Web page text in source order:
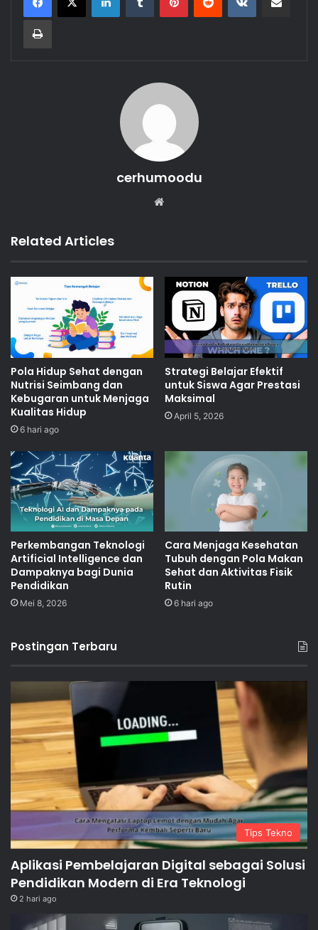
Print
cerhumoodu
Related Articles
Pola Hidup Sehat dengan
Nutrisi Seimbang dan
Kebugaran untuk Menjaga
Kualitas Hidup
6 hari ago
Strategi Belajar Efektif
untuk Siswa Agar Prestasi
Maksimal
April 5, 2026
Perkembangan Teknologi
Artificial Intelligence dan
Dampaknya bagi Dunia
Pendidikan
Mei 8, 2026
Cara Menjaga Kesehatan
Tubuh dengan Pola Makan
Sehat dan Aktivitas Fisik
Rutin
6 hari ago
Postingan Terbaru
Tips Tekno
Aplikasi Pembelajaran Digital sebagai Solusi
Pendidikan Modern di Era Teknologi
2 hari ago